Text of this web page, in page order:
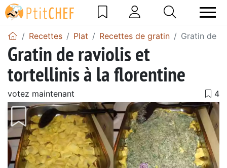
Recettes Plat Recettes de gratin Gratin de
Gratin de raviolis et
tortellinis à la florentine
votez maintenant